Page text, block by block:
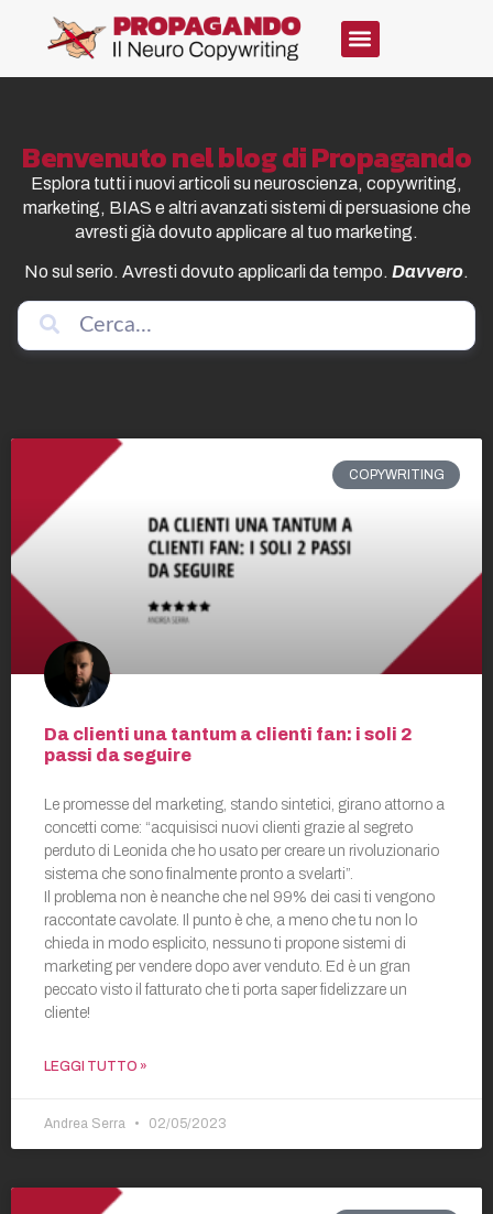
Benvenuto nel blog di Propagando
Esplora tutti i nuovi articoli su neuroscienza, copywriting,
marketing, BIAS e altri avanzati sistemi di persuasione che
avresti già dovuto applicare al tuo marketing.
No sul serio. Avresti dovuto applicarli da tempo. Davvero.
COPYWRITING
Da clienti una tantum a clienti fan: i soli 2
passi da seguire
Le promesse del marketing, stando sintetici, girano attorno a
concetti come: “acquisisci nuovi clienti grazie al segreto
perduto di Leonida che ho usato per creare un rivoluzionario
sistema che sono finalmente pronto a svelarti”.
Il problema non è neanche che nel 99% dei casi ti vengono
raccontate cavolate. Il punto è che, a meno che tu non lo
chieda in modo esplicito, nessuno ti propone sistemi di
marketing per vendere dopo aver venduto. Ed è un gran
peccato visto il fatturato che ti porta saper fidelizzare un
cliente!
LEGGI TUTTO »
Andrea Serra 02/05/2023